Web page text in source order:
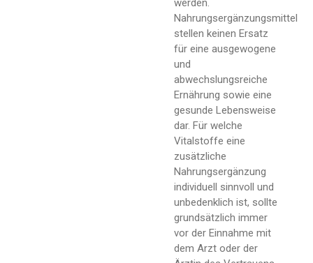
werden.
Nahrungsergänzungsmittel
stellen keinen Ersatz
für eine ausgewogene
und
abwechslungsreiche
Ernährung sowie eine
gesunde Lebensweise
dar. Für welche
Vitalstoffe eine
zusätzliche
Nahrungsergänzung
individuell sinnvoll und
unbedenklich ist, sollte
grundsätzlich immer
vor der Einnahme mit
dem Arzt oder der